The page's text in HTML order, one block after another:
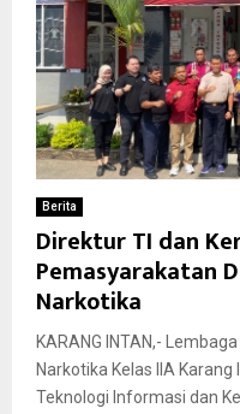
Berita
Direktur TI dan
Pemasyarakatan
Narkotika
KARANG INTAN,-
Narkotika Kelas IIA
Teknologi Informasi dan